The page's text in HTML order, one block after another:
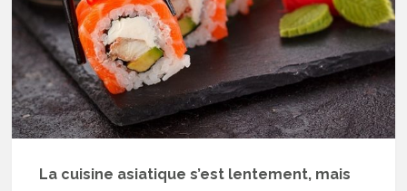
La cuisine asiatique s’est lentement, mais